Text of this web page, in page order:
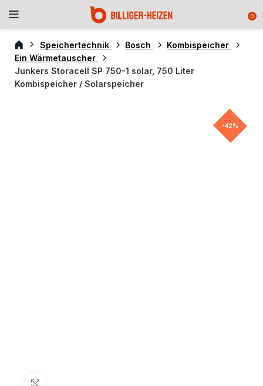
0
Speichertechnik Bosch
Kombispeicher
Ein Wärmetauscher
Junkers Storacell SP 750-1 solar, 750 Liter
Kombispeicher / Solarspeicher
-42%